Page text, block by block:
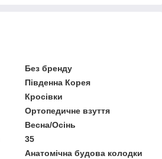
Без бренду
Південна Корея
Кросівки
Ортопедичне взуття
Весна/Осінь
35
Анатомічна будова колодки